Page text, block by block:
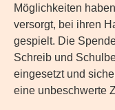
Möglichkeiten
versorgt, bei ihren
gespielt. Die
Schreib und
eingesetzt und
eine unbeschwerte